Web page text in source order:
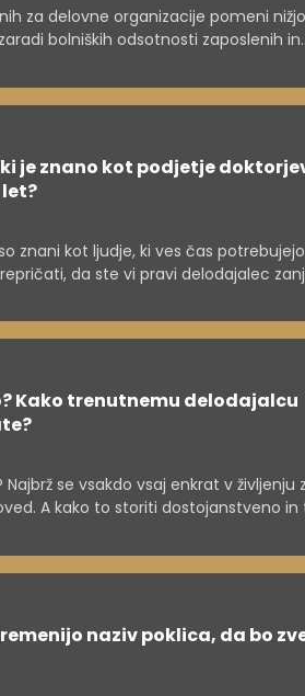
za delovne organizacije pomeni nižjo
bolniških odsotnosti zaposlenih in
delovnih pogojih lahko namreč
je znano kot podjetje
znani kot ljudje, ki ves čas
da ste vi pravi delodajalec
Kako trenutnemu delodajalcu
se vsakdo vsaj enkrat v življenju
A kako to storiti dostojanstveno in
naziv poklica, da bo